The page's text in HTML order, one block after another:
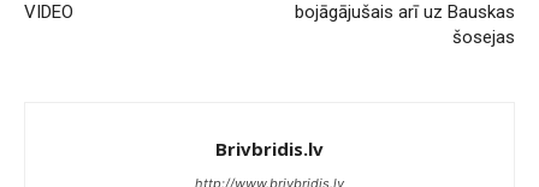
VIDEO
bojāgājušais arī uz Bauskas
šosejas
Brivbridis.lv
http://www.brivbridis.lv